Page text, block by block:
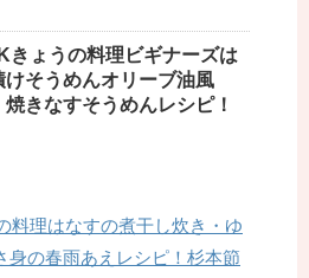
きょうの料理ビギナーズは
けそうめんオリーブ油風
焼きなすそうめんレシピ！
料理はなすの煮干し炊き・ゆ
身の春雨あえレシピ！杉本節